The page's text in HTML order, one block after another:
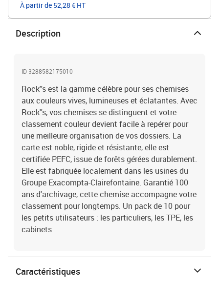
À partir de 52,28 € HT
Description
ID 3288582175010
Rock''s est la gamme célèbre pour ses chemises
aux couleurs vives, lumineuses et éclatantes. Avec
Rock''s, vos chemises se distinguent et votre
classement couleur devient facile à repérer pour
une meilleure organisation de vos dossiers. La
carte est noble, rigide et résistante, elle est
certifiée PEFC, issue de forêts gérées durablement.
Elle est fabriquée localement dans les usines du
Groupe Exacompta-Clairefontaine. Garantié 100
ans d'archivage, cette chemise accompagne votre
classement pour longtemps. Un pack de 10 pour
les petits utilisateurs : les particuliers, les TPE, les
cabinets...
Caractéristiques